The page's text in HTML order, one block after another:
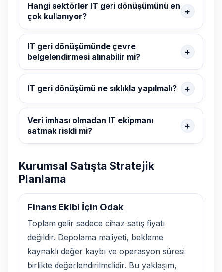
Hangi sektörler IT geri dönüşümünü en
çok kullanıyor?
IT geri dönüşümünde çevre
belgelendirmesi alınabilir mi?
IT geri dönüşümü ne sıklıkla yapılmalı?
Veri imhası olmadan IT ekipmanı
satmak riskli mi?
Kurumsal Satışta Stratejik
Planlama
Finans Ekibi İçin Odak
Toplam gelir sadece cihaz satış fiyatı
değildir. Depolama maliyeti, bekleme
kaynaklı değer kaybı ve operasyon süresi
birlikte değerlendirilmelidir. Bu yaklaşım,